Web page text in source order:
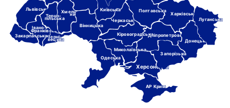
Черкаська
Черні-
вецька
Дніпропетровська
Донецька
Івано-
Франківська
Харківська
Херсонська
Хмель-
ницька
Кіровоградська
АР Крим
Київська
Луганська
Львівська
Миколаївська
Одеська
Полтавська
Терно-
пільська
Вінницька
Закарпатська
Запорізька